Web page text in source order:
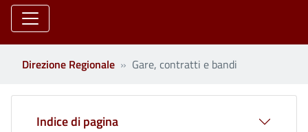
Direzione Regionale Gare, contratti e bandi
Indice di pagina